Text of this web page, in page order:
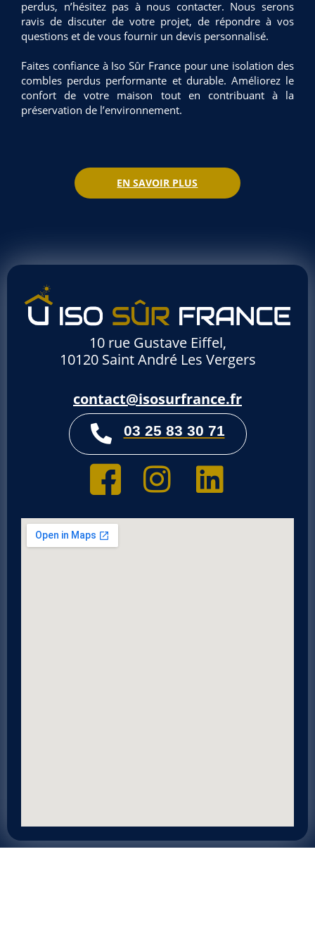
perdus, n’hésitez pas à nous contacter. Nous serons
ravis de discuter de votre projet, de répondre à vos
questions et de vous fournir un devis personnalisé.
Faites confiance à Iso Sûr France pour une isolation des
combles perdus performante et durable. Améliorez le
confort de votre maison tout en contribuant à la
préservation de l’environnement.
EN SAVOIR PLUS
10 rue Gustave Eiffel,
10120 Saint André Les Vergers
contact@isosurfrance.fr
03 25 83 30 71